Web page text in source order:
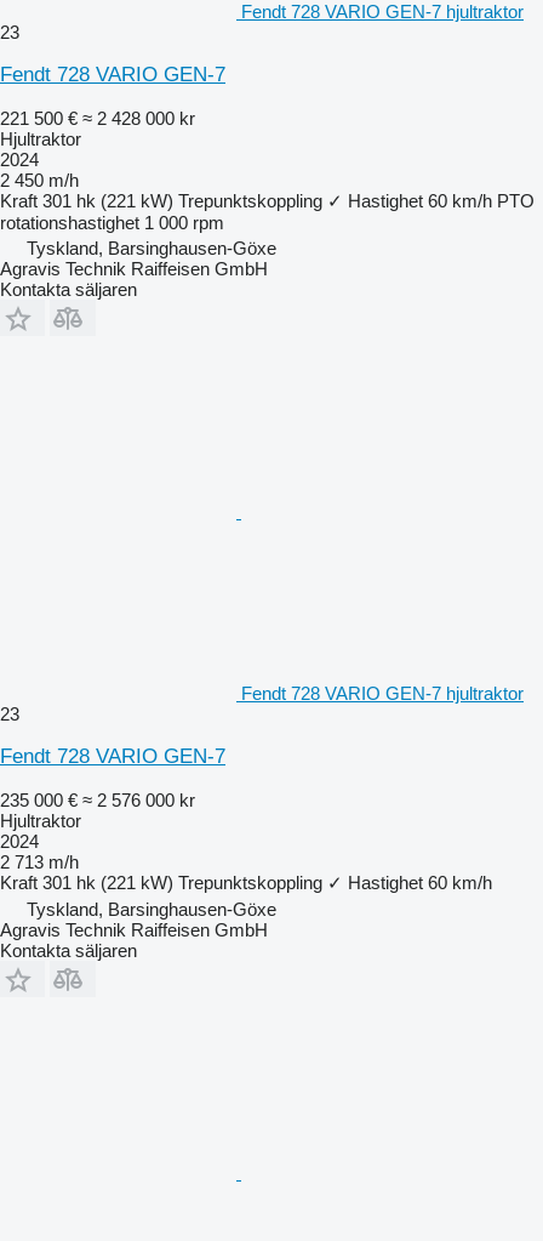
Fendt 728 VARIO GEN-7 hjultraktor
23
Fendt 728 VARIO GEN-7
221 500 € ≈ 2 428 000 kr
Hjultraktor
2024
2 450 m/h
Kraft 301 hk (221 kW) Trepunktskoppling ✓ Hastighet 60 km/h PTO
rotationshastighet 1 000 rpm
Tyskland, Barsinghausen-Göxe
Agravis Technik Raiffeisen GmbH
Kontakta säljaren
Fendt 728 VARIO GEN-7 hjultraktor
23
Fendt 728 VARIO GEN-7
235 000 € ≈ 2 576 000 kr
Hjultraktor
2024
2 713 m/h
Kraft 301 hk (221 kW) Trepunktskoppling ✓ Hastighet 60 km/h
Tyskland, Barsinghausen-Göxe
Agravis Technik Raiffeisen GmbH
Kontakta säljaren